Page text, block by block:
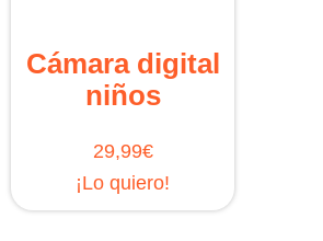
Cámara digital
niños
29,99€
¡Lo quiero!